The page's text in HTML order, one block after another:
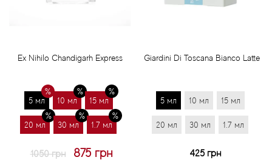
Ex Nihilo Chandigarh Express
5 мл 10 мл 15 мл
20 мл 30 мл 1.7 мл
1050 грн 875 грн
Giardini Di Toscana Bianco Latte
5 мл 10 мл 15 мл
20 мл 30 мл 1.7 мл
425 грн